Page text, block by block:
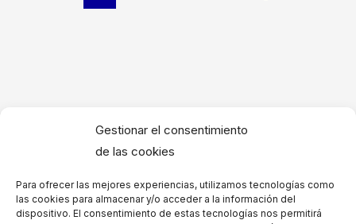
Gestionar el consentimiento
de las cookies
Para ofrecer las mejores experiencias, utilizamos tecnologías como
las cookies para almacenar y/o acceder a la información del
dispositivo. El consentimiento de estas tecnologías nos permitirá
Agradecimiento a investigadores médicos
Hermosas palabras de Agradecimiento por logros
Agradecimiento por reconocimientos de la
comunidad – Palabras para dedicar